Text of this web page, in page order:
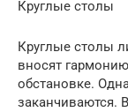
Круглые столы
Круглые столы
вносят
обстановке.
заканчиваются.